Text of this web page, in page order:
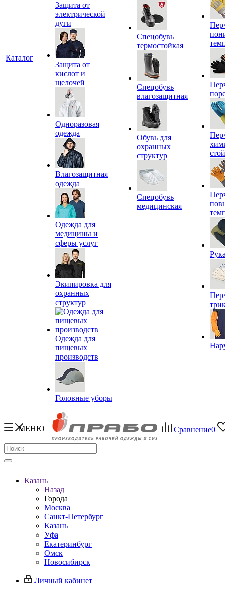
Каталог
Защита от
электрической
дуги
Защита от
кислот и
щелочей
Одноразовая
одежда
Влагозащитная
одежда
Одежда для
медицины и
сферы услуг
Экипировка для
охранных
структур
Одежда для
пищевых
производств
Головные уборы
Спецобувь
термостойкая
Спецобувь
влагозащитная
Обувь для
охранных
структур
Спецобувь
медицинская
МЕНЮ Сравнение0
Казань
Назад
Города
Москва
Санкт-Петербург
Казань
Уфа
Екатеринбург
Омск
Новосибирск
Личный кабинет